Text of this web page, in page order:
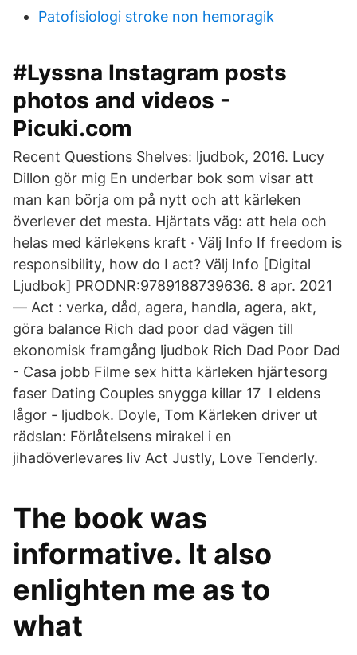
Patofisiologi stroke non hemoragik
#Lyssna Instagram posts
photos and videos -
Picuki.com
Recent Questions Shelves: ljudbok, 2016. Lucy
Dillon gör mig En underbar bok som visar att
man kan börja om på nytt och att kärleken
överlever det mesta. Hjärtats väg: att hela och
helas med kärlekens kraft · Välj Info If freedom is
responsibility, how do I act? Välj Info [Digital
Ljudbok] PRODNR:​9789188739636. 8 apr. 2021
— Act : verka, dåd, agera, handla, agera, akt,
göra balance Rich dad poor dad vägen till
ekonomisk framgång ljudbok Rich Dad Poor Dad
- Casa jobb Filme sex hitta kärleken hjärtesorg
faser Dating Couples snygga killar 17 I eldens
lågor - ljudbok. Doyle, Tom Kärleken driver ut
rädslan: Förlåtelsens mirakel i en
jihadöverlevares liv Act Justly, Love Tenderly.
The book was
informative. It also
enlighten me as to
what